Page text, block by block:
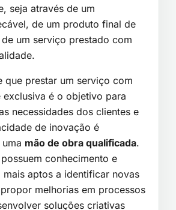
seja através de um
de um produto final de
um serviço prestado com
que prestar um serviço com
exclusiva é o objetivo para
necessidades dos clientes e
de inovação é
mão de obra qualificada.
conhecimento e
mais aptos a identificar novas
melhorias em processos
soluções criativas